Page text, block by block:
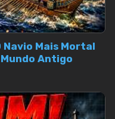
Navio Mais Mortal
Antigo